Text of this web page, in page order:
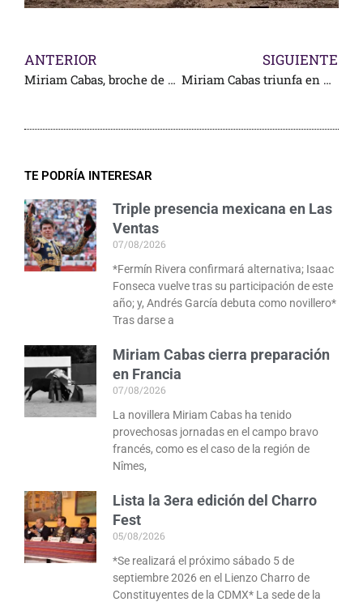
ANTERIOR
Miriam Cabas, broche de oro en el desfile de moda taurina
SIGUIENTE
Miriam Cabas triunfa en Yuriria
TE PODRÍA INTERESAR
Triple presencia mexicana en Las
Ventas
07/08/2026
*Fermín Rivera confirmará alternativa; Isaac
Fonseca vuelve tras su participación de este
año; y, Andrés García debuta como novillero*
Tras darse a
Miriam Cabas cierra preparación
en Francia
07/08/2026
La novillera Miriam Cabas ha tenido
provechosas jornadas en el campo bravo
francés, como es el caso de la región de
Nîmes,
Lista la 3era edición del Charro
Fest
05/08/2026
*Se realizará el próximo sábado 5 de
septiembre 2026 en el Lienzo Charro de
Constituyentes de la CDMX* La sede de la